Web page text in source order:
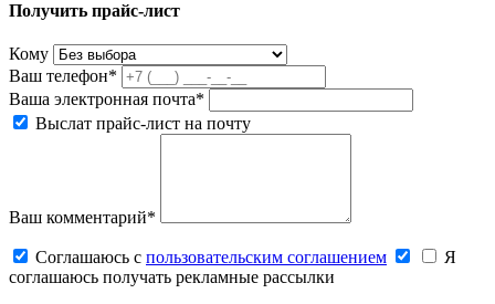
Получить прайс-лист
Кому
Ваш телефон*
Ваша электронная почта*
Выслат прайс-лист на почту
Ваш комментарий*
Соглашаюсь c пользовательским соглашением
Я
соглашаюсь получать рекламные рассылки